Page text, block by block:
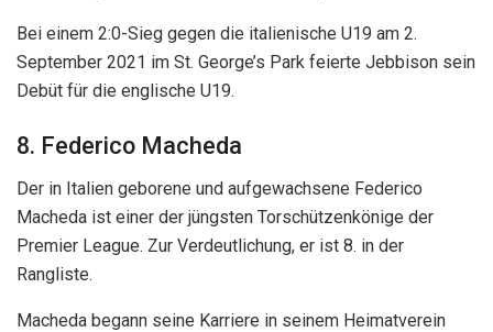
Bei einem 2:0-Sieg gegen die italienische U19 am 2.
September 2021 im St. George’s Park feierte Jebbison sein
Debüt für die englische U19.
8. Federico Macheda
Der in Italien geborene und aufgewachsene Federico
Macheda ist einer der jüngsten Torschützenkönige der
Premier League. Zur Verdeutlichung, er ist 8. in der
Rangliste.
Macheda begann seine Karriere in seinem Heimatverein